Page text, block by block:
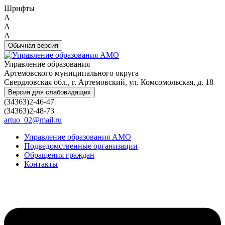
Шрифты
A
A
A
Обычная версия
Управление образования
Артемовского муниципального округа
Свердловская обл., г. Артемовский, ул. Комсомольская, д. 18
Версия для слабовидящих
(34363)2-46-47
(34363)2-48-73
artuo_02@mail.ru
Управление образования АМО
Подведомственные организации
Обращения граждан
Контакты